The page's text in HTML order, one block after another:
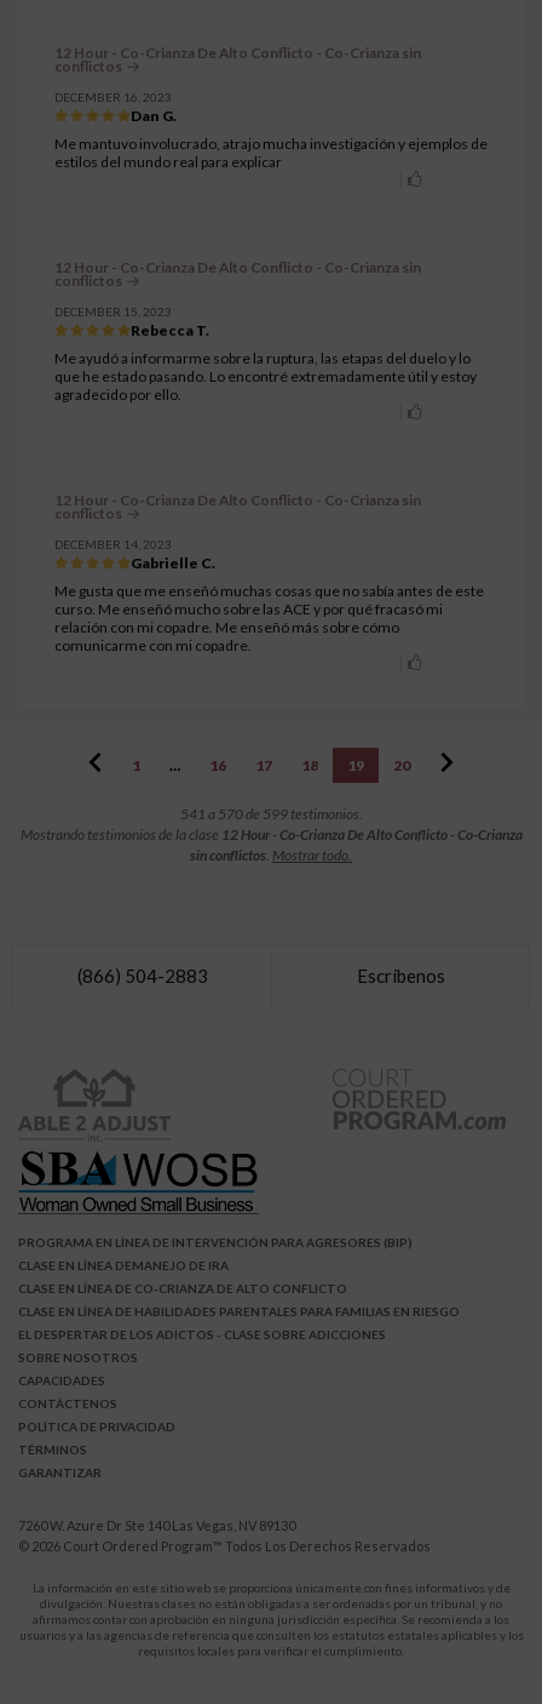
12 Hour - Co-Crianza De Alto Conflicto - Co-Crianza sin
conflictos
DECEMBER 16, 2023
Dan G.
Me mantuvo involucrado, atrajo mucha investigación y ejemplos de
estilos del mundo real para explicar
12 Hour - Co-Crianza De Alto Conflicto - Co-Crianza sin
conflictos
DECEMBER 15, 2023
Rebecca T.
Me ayudó a informarme sobre la ruptura, las etapas del duelo y lo
que he estado pasando. Lo encontré extremadamente útil y estoy
agradecido por ello.
12 Hour - Co-Crianza De Alto Conflicto - Co-Crianza sin
conflictos
DECEMBER 14, 2023
Gabrielle C.
Me gusta que me enseñó muchas cosas que no sabía antes de este
curso. Me enseñó mucho sobre las ACE y por qué fracasó mi
relación con mi copadre. Me enseñó más sobre cómo
comunicarme con mi copadre.
1 … 16 17 18 19 20
541 a 570 de 599 testimonios.
Mostrando testimonios de la clase 12 Hour - Co-Crianza De Alto Conflicto - Co-Crianza
sin conflictos. Mostrar todo.
(866) 504-2883 Escríbenos
PROGRAMA EN LÍNEA DE INTERVENCIÓN PARA AGRESORES (BIP)
CLASE EN LÍNEA DEMANEJO DE IRA
CLASE EN LÍNEA DE CO-CRIANZA DE ALTO CONFLICTO
CLASE EN LÍNEA DE HABILIDADES PARENTALES PARA FAMILIAS EN RIESGO
EL DESPERTAR DE LOS ADICTOS - CLASE SOBRE ADICCIONES
SOBRE NOSOTROS
CAPACIDADES
CONTÁCTENOS
POLÍTICA DE PRIVACIDAD
TÉRMINOS
GARANTIZAR
7260 W. Azure Dr Ste 140 Las Vegas, NV 89130
© 2026 Court Ordered Program™ Todos Los Derechos Reservados
La información en este sitio web se proporciona únicamente con fines informativos y de
divulgación. Nuestras clases no están obligadas a ser ordenadas por un tribunal, y no
afirmamos contar con aprobación en ninguna jurisdicción específica. Se recomienda a los
usuarios y a las agencias de referencia que consulten los estatutos estatales aplicables y los
requisitos locales para verificar el cumplimiento.